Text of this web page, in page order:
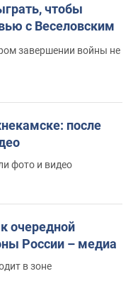
чтобы
с Веселовским
завершении войны не
после
фото и видео
очередной
России – медиа
в зоне